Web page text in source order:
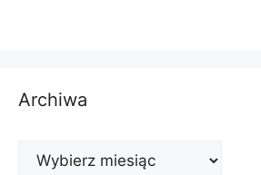
Archiwa
Archiwa